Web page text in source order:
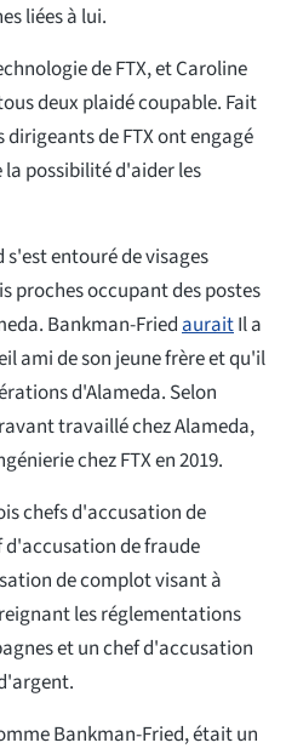
liées à lui.
de FTX, et Caroline
deux plaidé coupable. Fait
de FTX ont engagé
possibilité d'aider les
entouré de visages
proches occupant des postes
Bankman-FriedauraitIl a
ami de son jeune frère et qu'il
d'Alameda. Selon
travaillé chez Alameda,
chez FTX en 2019.
chefs d'accusation de
de fraude
de complot visant à
les réglementations
et un chef d'accusation
Bankman-Fried, était un